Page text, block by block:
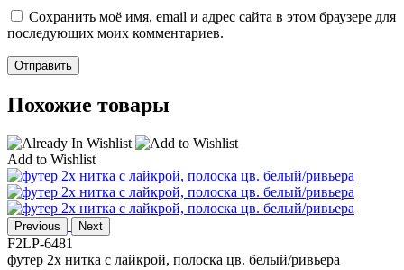
Сохранить моё имя, email и адрес сайта в этом браузере для
последующих моих комментариев.
Похожие товары
Add to Wishlist
Previous Next
F2LP-6481
футер 2х нитка с лайкрой, полоска цв. белый/ривьера